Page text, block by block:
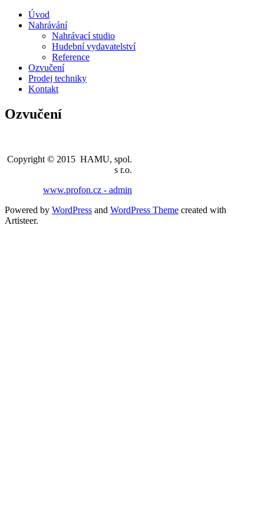
Úvod
Nahrávání
Nahrávací studio
Hudební vydavatelství
Reference
Ozvučení
Prodej techniky
Kontakt
Ozvučení
Copyright © 2015 HAMU, spol.
s r.o.
www.profon.cz - admin
Powered by WordPress and WordPress Theme created with
Artisteer.